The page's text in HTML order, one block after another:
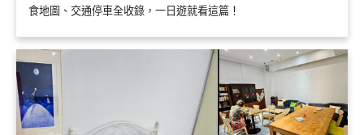
食地圖、交通停車全收錄，一日遊就看這篇！